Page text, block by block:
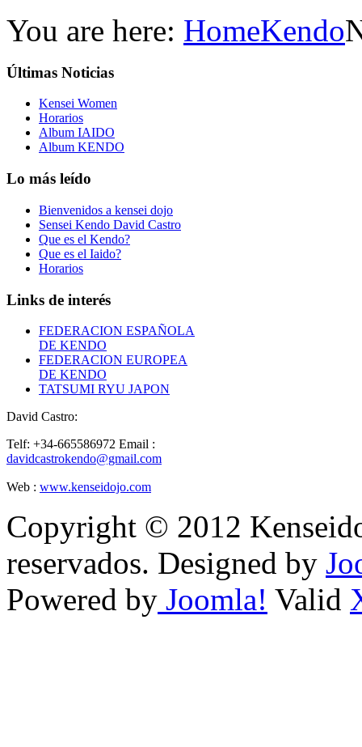
You are here: HomeKendo
Últimas Noticias
Kensei Women
Horarios
Album IAIDO
Album KENDO
Lo más leído
Bienvenidos a kensei dojo
Sensei Kendo David Castro
Que es el Kendo?
Que es el Iaido?
Horarios
Links de interés
FEDERACION ESPAÑOLA
DE KENDO
FEDERACION EUROPEA
DE KENDO
TATSUMI RYU JAPON
David Castro:
Telf: +34-665586972 Email :
davidcastrokendo@gmail.com
Web : www.kenseidojo.com
Copyright © 2012
reservados. Designed by
Powered by Joomla! Valid